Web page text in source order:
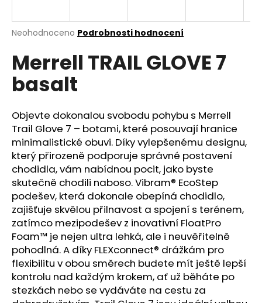
Průměrné
produktu
je
0,0
hvězdiček.
Neohodnoceno Podrobnosti hodnocení
Merrell TRAIL GLOVE 7
basalt
Objevte dokonalou svobodu pohybu s Merrell
Trail Glove 7 – botami, které posouvají hranice
minimalistické obuvi. Díky vylepšenému designu,
který přirozeně podporuje správné postavení
chodidla, vám nabídnou pocit, jako byste
skutečně chodili naboso. Vibram® EcoStep
podešev, která dokonale obepíná chodidlo,
zajišťuje skvělou přilnavost a spojení s terénem,
zatímco mezipodešev z inovativní FloatPro
Foam™ je nejen ultra lehká, ale i neuvěřitelně
pohodlná. A díky FLEXconnect® drážkám pro
flexibilitu v obou směrech budete mít ještě lepší
kontrolu nad každým krokem, ať už běháte po
stezkách nebo se vydáváte na cestu za
j
t
?
HLEDAT
D
o
p
o
r
u
č
u
j